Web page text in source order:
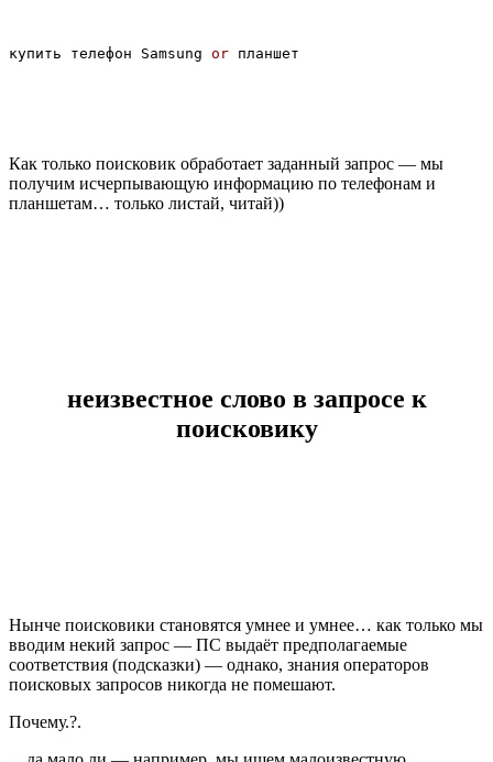
купить телефон Samsung or
Как только поисковик обработает заданный запрос — мы
получим исчерпывающую информацию по телефонам и
планшетам… только листай, читай))
неизвестное слово в запросе к
поисковику
Нынче поисковики становятся умнее и умнее… как только мы
вводим некий запрос — ПС выдаёт предполагаемые
соответствия (подсказки) — однако, знания операторов
поисковых запросов никогда не помешают.
Почему.?.